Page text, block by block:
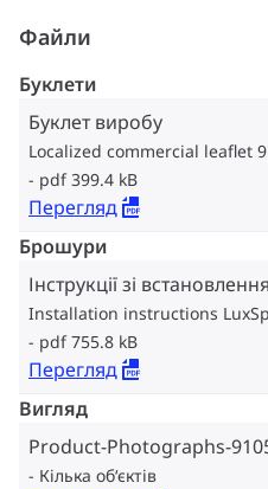
Файли
Буклети
Буклет виробу
Localized commercial leaflet
pdf 399.4 kB
Перегляд
Брошури
Інструкції зі встановлення
Installation instructions
pdf 755.8 kB
Перегляд
Вигляд
Product-Photographs-
Кілька об‘єктів